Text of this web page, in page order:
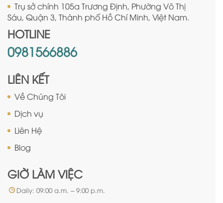
Trụ sở chính 105a Trương Định, Phường Võ Thị
Sáu, Quận 3, Thành phố Hồ Chí Minh, Việt Nam.
HOTLINE
0981566886
LIÊN KẾT
Về Chúng Tôi
Dịch vụ
Liên Hệ
Blog
GIỜ LÀM VIỆC
Daily: 09:00 a.m. – 9:00 p.m.